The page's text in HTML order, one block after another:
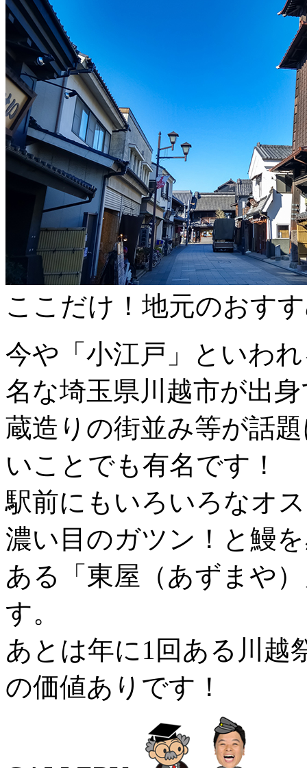
ここだけ！地元のおす
今や「小江戸」といわ
名な埼玉県川越市が出
蔵造りの街並み等が話
いことでも有名です！
駅前にもいろいろなオ
濃い目のガツン！と鰻
ある「東屋（あずまや
す。
あとは年に1回ある川越
の価値ありです！